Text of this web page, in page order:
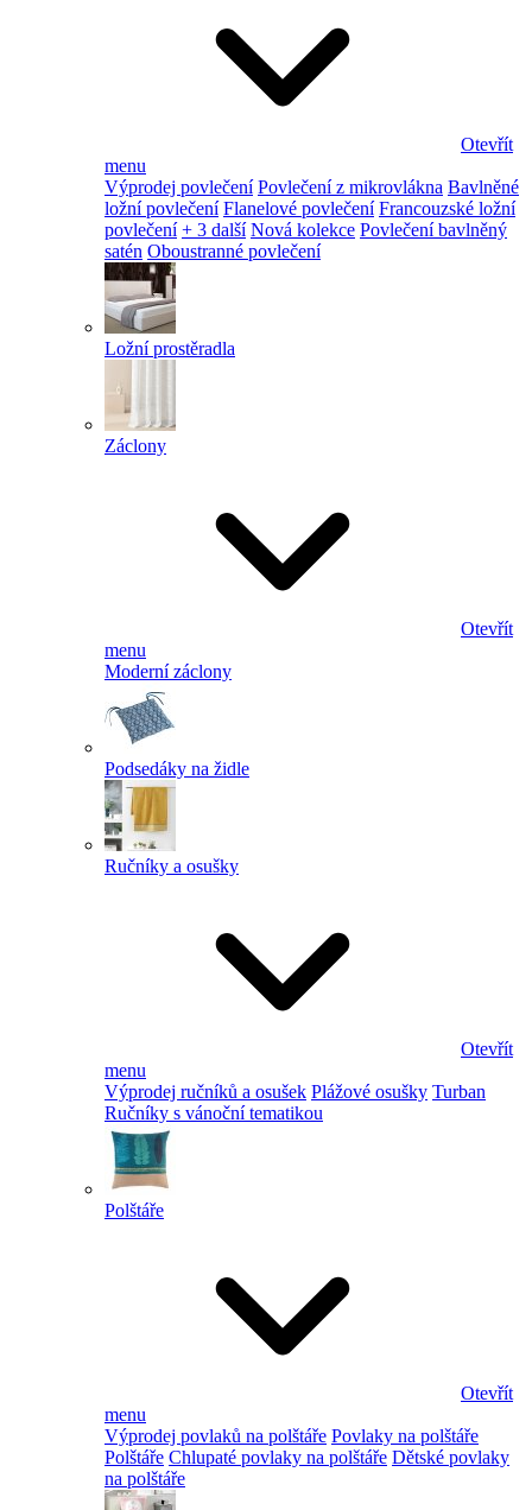
Otevřít
menu
Výprodej povlečení Povlečení z mikrovlákna Bavlněné
ložní povlečení Flanelové povlečení Francouzské ložní
povlečení + 3 další Nová kolekce Povlečení bavlněný
satén Oboustranné povlečení
Ložní prostěradla
Záclony
Otevřít
menu
Moderní záclony
Podsedáky na židle
Ručníky a osušky
Otevřít
menu
Výprodej ručníků a osušek Plážové osušky Turban
Ručníky s vánoční tematikou
Polštáře
Otevřít
menu
Výprodej povlaků na polštáře Povlaky na polštáře
Polštáře Chlupaté povlaky na polštáře Dětské povlaky
na polštáře